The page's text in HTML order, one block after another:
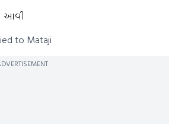
આવી
to Mataji